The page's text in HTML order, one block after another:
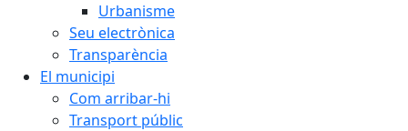
Urbanisme
Seu electrònica
Transparència
El municipi
Com arribar-hi
Transport públic